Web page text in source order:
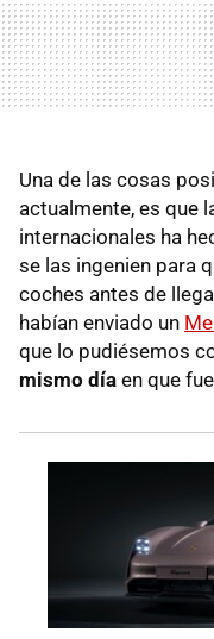
Una de las cosas
actualmente, es que
internacionales ha
se las ingenien para
coches antes de
habían enviado un
que lo pudiésemos
mismo día en que